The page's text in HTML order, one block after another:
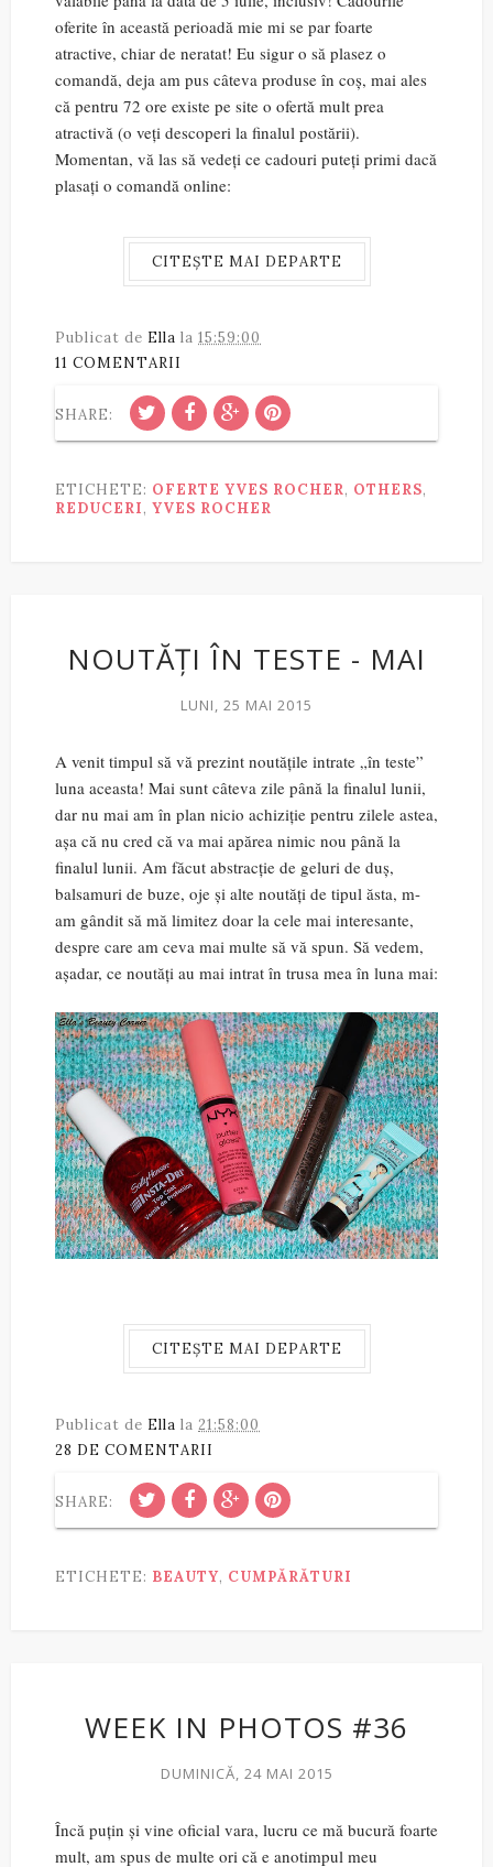
oferite în această perioadă mie mi se par foarte
atractive, chiar de neratat! Eu sigur o să plasez o
comandă, deja am pus câteva produse în coș, mai ales
că pentru 72 ore existe pe site o ofertă mult prea
atractivă (o veți descoperi la finalul postării).
Momentan, vă las să vedeți ce cadouri puteți primi dacă
plasați o comandă online:
CITEȘTE MAI DEPARTE
Publicat de Ella la 15:59:00
11 COMENTARII
SHARE:
ETICHETE: OFERTE YVES ROCHER, OTHERS,
REDUCERI, YVES ROCHER
NOUTĂȚI ÎN TESTE - MAI
LUNI, 25 MAI 2015
A venit timpul să vă prezint noutățile intrate „în teste”
luna aceasta! Mai sunt câteva zile până la finalul lunii,
dar nu mai am în plan nicio achiziție pentru zilele astea,
așa că nu cred că va mai apărea nimic nou până la
finalul lunii. Am făcut abstracție de geluri de duș,
balsamuri de buze, oje și alte noutăți de tipul ăsta, m-
am gândit să mă limitez doar la cele mai interesante,
despre care am ceva mai multe să vă spun. Să vedem,
așadar, ce noutăți au mai intrat în trusa mea în luna mai:
CITEȘTE MAI DEPARTE
Publicat de Ella la 21:58:00
28 DE COMENTARII
SHARE:
ETICHETE: BEAUTY, CUMPĂRĂTURI
WEEK IN PHOTOS #36
DUMINICĂ, 24 MAI 2015
Încă puțin și vine oficial vara, lucru ce mă bucură foarte
mult, am spus de multe ori că e anotimpul meu